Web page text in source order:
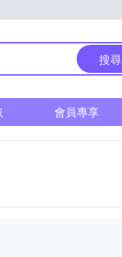
搜尋
會員專享